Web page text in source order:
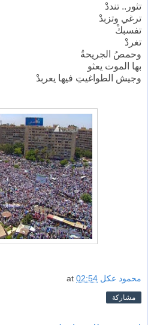
تثور.. تنددْ
ترغي وتزبدْ
تفسبكْ
تغردْ
وحمصُ الجريحةُ
بها الموت يعثو
وجيش الطواغيتِ فيها يعربدْ
محمود عكل at 02:54
مشاركة